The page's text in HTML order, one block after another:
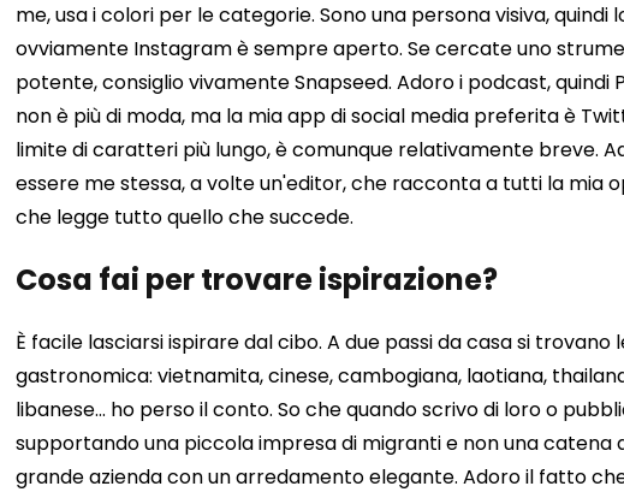
me, usa i colori per le categorie. Sono una persona visiva, quindi
ovviamente Instagram è sempre aperto. Se cercate uno
potente, consiglio vivamente Snapseed. Adoro i podcast, quindi
non è più di moda, ma la mia app di social media preferita è
limite di caratteri più lungo, è comunque relativamente breve.
essere me stessa, a volte un'editor, che racconta a tutti la mia
che legge tutto quello che succede.
Cosa fai per trovare ispirazione?
È facile lasciarsi ispirare dal cibo. A due passi da casa si trovano
gastronomica: vietnamita, cinese, cambogiana, laotiana,
libanese... ho perso il conto. So che quando scrivo di loro o
supportando una piccola impresa di migranti e non una
grande azienda con un arredamento elegante. Adoro il fatto